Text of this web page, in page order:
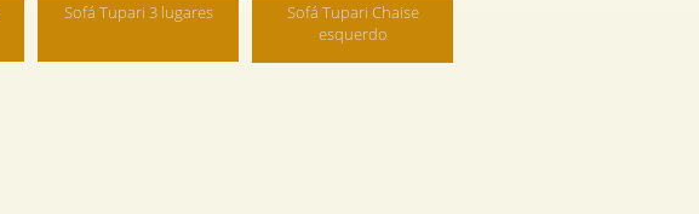
Sofá Tupari 3 lugares
Sofá Tupari Chaise
esquerdo